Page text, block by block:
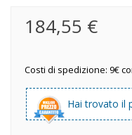
184,55 €
Costi di spedizione: 9€
Hai trovato il